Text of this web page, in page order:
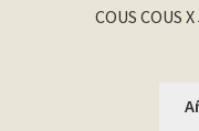
COUS COUS